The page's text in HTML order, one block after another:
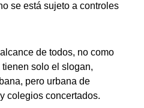
se está sujeto a controles
de todos, no como
solo el slogan,
pero urbana de
colegios concertados.